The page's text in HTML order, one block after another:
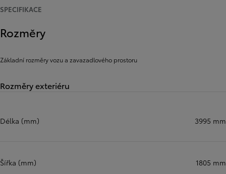
SPECIFIKACE
Rozměry
Základní rozměry vozu a zavazadlového prostoru
Rozměry exteriéru
Délka (mm) 3995 mm
Šířka (mm) 1805 mm